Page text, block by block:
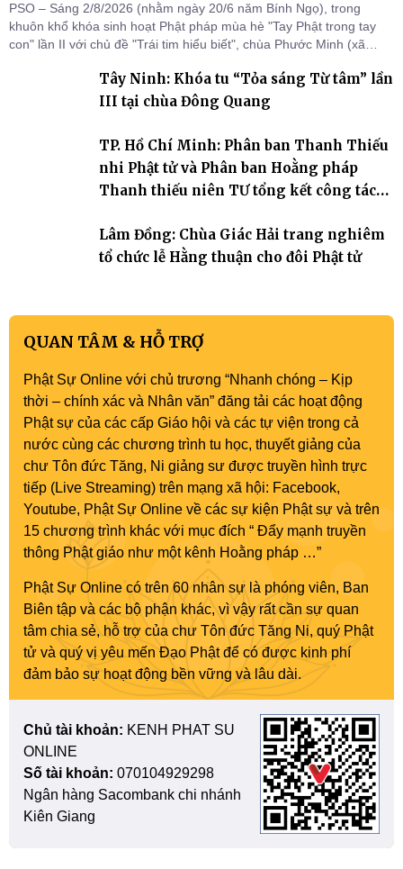
PSO – Sáng 2/8/2026 (nhằm ngày 20/6 năm Bính Ngọ), trong
khuôn khổ khóa sinh hoạt Phật pháp mùa hè "Tay Phật trong tay
con" lần II với chủ đề "Trái tim hiểu biết", chùa Phước Minh (xã
cho hơn 60 tu sinh.Tây Ninh: Khóa tu “Tỏa sáng Từ tâm” lần
III tại chùa Đông Quang
TP. Hồ Chí Minh: Phân ban Thanh Thiếu
nhi Phật tử và Phân ban Hoằng pháp
Thanh thiếu niên TƯ tổng kết công tác
Lâm Đồng: Chùa Giác Hải trang nghiêm
tổ chức lễ Hằng thuận cho đôi Phật tử
QUAN TÂM & HỖ TRỢ
Phật Sự Online với chủ trương “Nhanh chóng – Kịp
thời – chính xác và Nhân văn” đăng tải các hoạt động
Phật sự của các cấp Giáo hội và các tự viện trong cả
nước cùng các chương trình tu học, thuyết giảng của
chư Tôn đức Tăng, Ni giảng sư được truyền hình trực
tiếp (Live Streaming) trên mạng xã hội: Facebook,
Youtube, Phật Sự Online về các sự kiện Phật sự và trên
15 chương trình khác với mục đích “ Đẩy mạnh truyền
thông Phật giáo như một kênh Hoằng pháp …”
Phật Sự Online có trên 60 nhân sự là phóng viên, Ban
Biên tập và các bộ phận khác, vì vậy rất cần sự quan
tâm chia sẻ, hỗ trợ của chư Tôn đức Tăng Ni, quý Phật
tử và quý vị yêu mến Đạo Phật để có được kinh phí
đảm bảo sự hoạt động bền vững và lâu dài.
Chủ tài khoản: KENH PHAT SU
ONLINE
Số tài khoản: 070104929298
Ngân hàng Sacombank chi nhánh
Kiên Giang